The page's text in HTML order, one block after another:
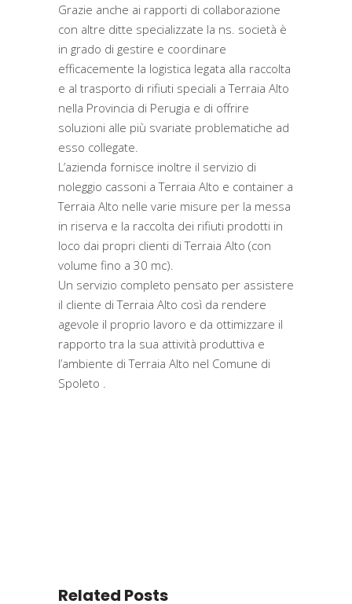
Grazie anche ai rapporti di collaborazione
con altre ditte specializzate la ns. società è
in grado di gestire e coordinare
efficacemente la logistica legata alla raccolta
e al trasporto di rifiuti speciali a Terraia Alto
nella Provincia di Perugia e di offrire
soluzioni alle più svariate problematiche ad
esso collegate.
L’azienda fornisce inoltre il servizio di
noleggio cassoni a Terraia Alto e container a
Terraia Alto nelle varie misure per la messa
in riserva e la raccolta dei rifiuti prodotti in
loco dai propri clienti di Terraia Alto (con
volume fino a 30 mc).
Un servizio completo pensato per assistere
il cliente di Terraia Alto così da rendere
agevole il proprio lavoro e da ottimizzare il
rapporto tra la sua attività produttiva e
l’ambiente di Terraia Alto nel Comune di
Spoleto .
Related Posts